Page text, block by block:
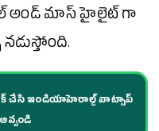
అండ్మాస్ హైలైట్ గా
నడుస్తోంది.
చేసి ఇండియాహెరాల్డ్ వాట్సాప్